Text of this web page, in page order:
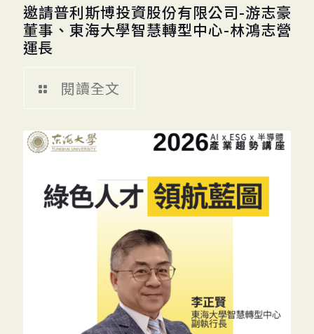
邀請普利斯博投資股份有限公司-游志豪
董事、東海大學智慧轉型中心-林鴻志營
運長
閱讀全文